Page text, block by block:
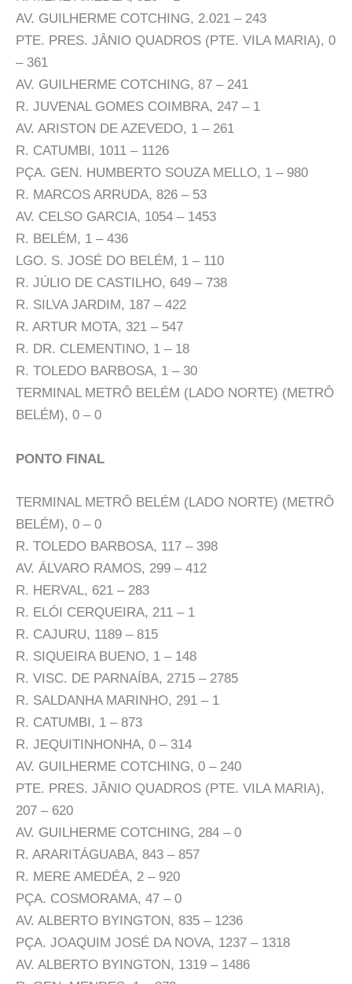
AV. GUILHERME COTCHING, 2.021 – 243
PTE. PRES. JÂNIO QUADROS (PTE. VILA MARIA), 0
– 361
AV. GUILHERME COTCHING, 87 – 241
R. JUVENAL GOMES COIMBRA, 247 – 1
AV. ARISTON DE AZEVEDO, 1 – 261
R. CATUMBI, 1011 – 1126
PÇA. GEN. HUMBERTO SOUZA MELLO, 1 – 980
R. MARCOS ARRUDA, 826 – 53
AV. CELSO GARCIA, 1054 – 1453
R. BELÉM, 1 – 436
LGO. S. JOSÉ DO BELÉM, 1 – 110
R. JÚLIO DE CASTILHO, 649 – 738
R. SILVA JARDIM, 187 – 422
R. ARTUR MOTA, 321 – 547
R. DR. CLEMENTINO, 1 – 18
R. TOLEDO BARBOSA, 1 – 30
TERMINAL METRÔ BELÉM (LADO NORTE) (METRÔ
BELÉM), 0 – 0
PONTO FINAL
TERMINAL METRÔ BELÉM (LADO NORTE) (METRÔ
BELÉM), 0 – 0
R. TOLEDO BARBOSA, 117 – 398
AV. ÁLVARO RAMOS, 299 – 412
R. HERVAL, 621 – 283
R. ELÓI CERQUEIRA, 211 – 1
R. CAJURU, 1189 – 815
R. SIQUEIRA BUENO, 1 – 148
R. VISC. DE PARNAÍBA, 2715 – 2785
R. SALDANHA MARINHO, 291 – 1
R. CATUMBI, 1 – 873
R. JEQUITINHONHA, 0 – 314
AV. GUILHERME COTCHING, 0 – 240
PTE. PRES. JÂNIO QUADROS (PTE. VILA MARIA),
207 – 620
AV. GUILHERME COTCHING, 284 – 0
R. ARARITÁGUABA, 843 – 857
R. MERE AMEDÉA, 2 – 920
PÇA. COSMORAMA, 47 – 0
AV. ALBERTO BYINGTON, 835 – 1236
PÇA. JOAQUIM JOSÉ DA NOVA, 1237 – 1318
AV. ALBERTO BYINGTON, 1319 – 1486